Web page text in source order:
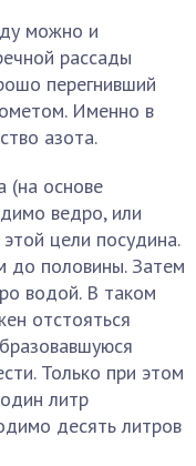
можно и
рассады
перегнивший
Именно в
азота.
(на основе
ведро, или
цели посудина.
до половины. Затем
водой. В таком
отстояться
Только при этом
литр
десять литров